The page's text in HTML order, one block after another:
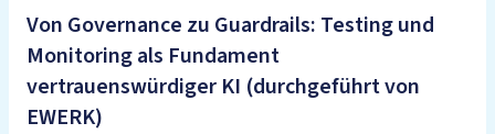
Von Governance zu Guardrails: Testing und
Monitoring als Fundament
vertrauenswürdiger KI (durchgeführt von
EWERK)